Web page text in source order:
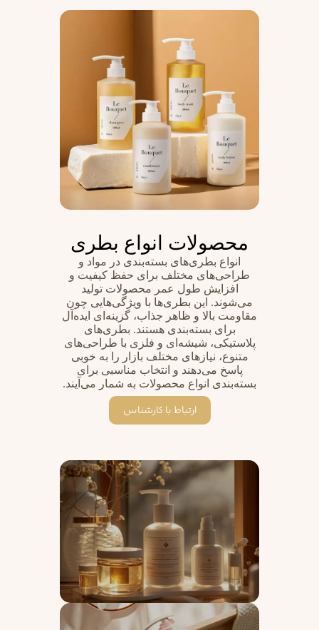
محصولات انواع بطری
انواع بطری‌های بسته‌بندی در مواد و
طراحی‌های مختلف برای حفظ کیفیت و
افزایش طول عمر محصولات تولید
می‌شوند. این بطری‌ها با ویژگی‌هایی چون
مقاومت بالا و ظاهر جذاب، گزینه‌ای ایده‌آل
برای بسته‌بندی هستند. بطری‌های
پلاستیکی، شیشه‌ای و فلزی با طراحی‌های
متنوع، نیازهای مختلف بازار را به خوبی
پاسخ می‌دهند و انتخاب مناسبی برای
بسته‌بندی انواع محصولات به شمار می‌آیند.
ارتباط با کارشناس